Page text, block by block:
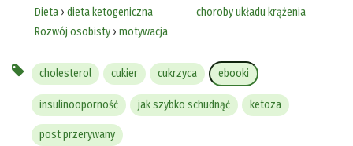
Dieta › dieta ketogeniczna
Rozwój osobisty › motywacja
choroby układu krążenia
cholesterol cukier cukrzyca ebooki
insulinooporność jak szybko schudnąć ketoza
post przerywany